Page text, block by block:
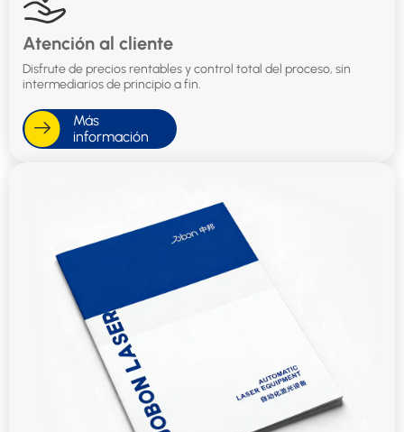
Atención al cliente
Disfrute de precios rentables y control total del proceso, sin
intermediarios de principio a fin.
Más
información